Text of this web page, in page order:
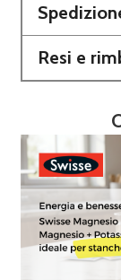
Resi e